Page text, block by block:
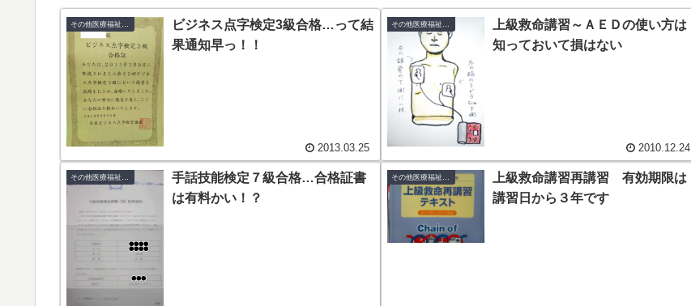
その他医療福祉系検定・資格
ビジネス点字検定3級合格…って結
果通知早っ！！
2013.03.25
その他医療福祉系検定・資格
上級救命講習～ＡＥＤの使い方は
知っておいて損はない
2010.12.24
その他医療福祉系検定・資格
手話技能検定７級合格…合格証書
は有料かい！？
その他医療福祉系検定・資格
上級救命講習再講習 有効期限は
講習日から３年です